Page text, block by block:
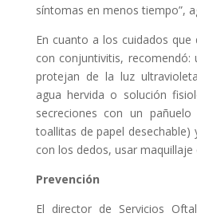
síntomas en menos tiempo”,
En cuanto a los cuidados
con conjuntivitis, recomendó:
protejan de la luz
agua hervida o solución
secreciones con un pañuelo
toallitas de papel
con los dedos, usar
Prevención
El director de Servicios